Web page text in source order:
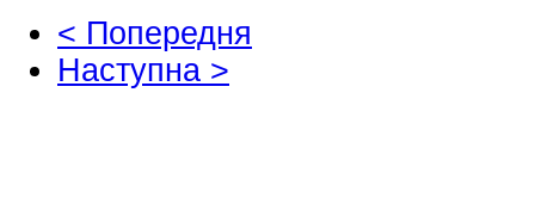
< Попередня
Наступна >